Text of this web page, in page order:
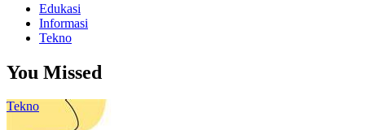
Edukasi
Informasi
Tekno
You Missed
Tekno